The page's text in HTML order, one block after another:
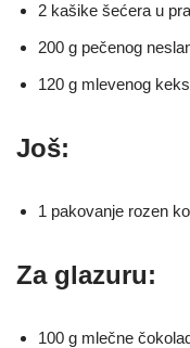
2 kašike šećera u
200 g pečenog
120 g mlevenog
Još:
1 pakovanje rozen
Za glazuru:
100 g mlečne